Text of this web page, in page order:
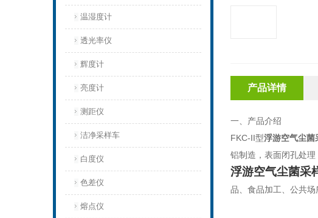
温湿度计
透光率仪
辉度计
亮度计
测距仪
洁净采样车
白度仪
色差仪
熔点仪
产品详情
一、产品介绍
FKC-II型浮游空气尘菌
铝制造，表面闭孔处理
浮游空气尘菌采
品、食品加工、公共场